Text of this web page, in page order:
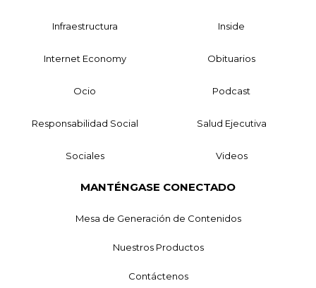
Infraestructura Inside
Internet Economy Obituarios
Ocio Podcast
Responsabilidad Social Salud Ejecutiva
Sociales Videos
MANTÉNGASE CONECTADO
Mesa de Generación de Contenidos
Nuestros Productos
Contáctenos